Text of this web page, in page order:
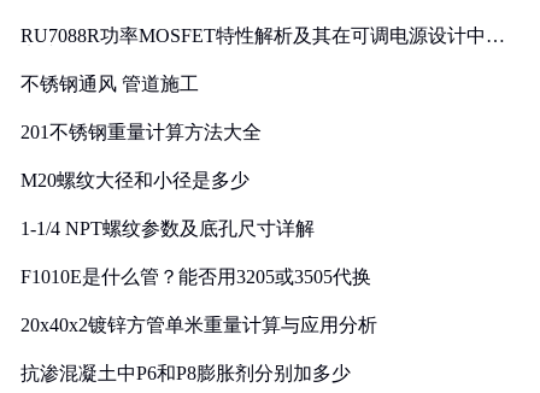
RU7088R功率MOSFET特性解析及其在可调电源设计中的
不锈钢通风 管道施工
201不锈钢重量计算方法大全
M20螺纹大径和小径是多少
1-1/4 NPT螺纹参数及底孔尺寸详解
F1010E是什么管？能否用3205或3505代换
20x40x2镀锌方管单米重量计算与应用分析
抗渗混凝土中P6和P8膨胀剂分别加多少